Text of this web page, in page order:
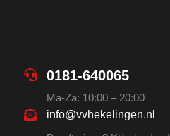
0181-640065
Ma-Za: 10:00 – 20:00
info@vvhekelingen.nl